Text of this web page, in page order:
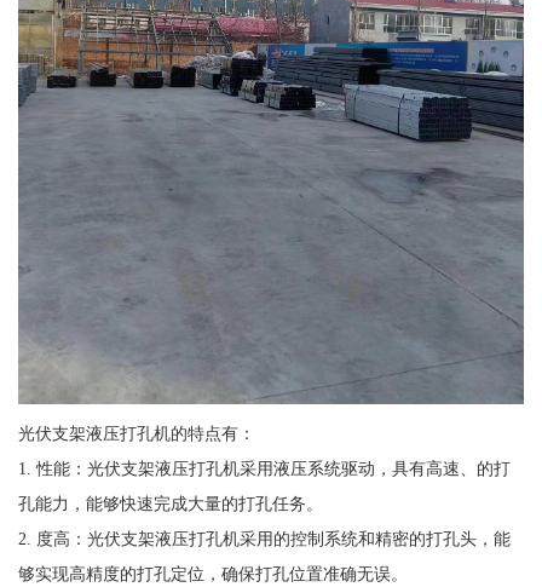
光伏支架液压打孔机的特点有：
1. 性能：光伏支架液压打孔机采用液压系统驱动，具有高速、的打
孔能力，能够快速完成大量的打孔任务。
2. 度高：光伏支架液压打孔机采用的控制系统和精密的打孔头，能
够实现高精度的打孔定位，确保打孔位置准确无误。